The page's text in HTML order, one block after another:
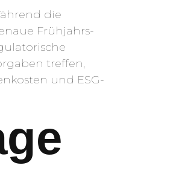
die
Frühjahrs-
treffen,
und ESG-